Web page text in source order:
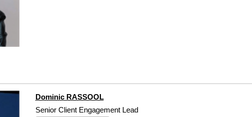
Dominic RASSOOL
Senior Client Engagement Lead